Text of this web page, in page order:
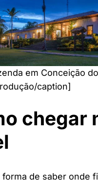
em Conceição
caption]
chegar
forma de saber onde